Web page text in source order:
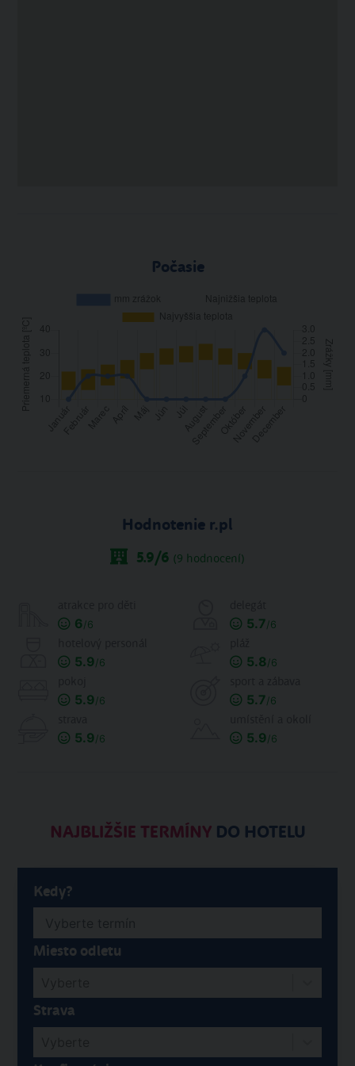
Počasie
Hodnotenie r.pl
5.9/6 (9 hodnocení)
6/6 5.7/6
5.9/6 5.8/6
5.9/6 5.7/6
5.9/6 5.9/6
NAJBLIŽŠIE TERMÍNYDO HOTELU
Kedy?
Miesto odletu
Strava